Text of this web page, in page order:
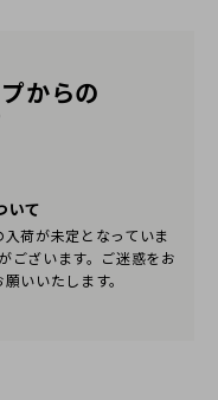
。 革の感じもいい
は私が使うように
いですね!!~
革の質感等にご満足
からの
いて
荷が未定となっていま
ございます。ご迷惑をお
いいたします。